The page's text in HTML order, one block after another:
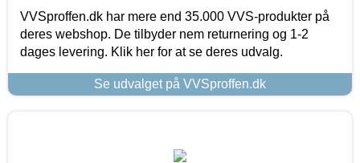
VVSproffen.dk har mere end 35.000 VVS-produkter på
deres webshop. De tilbyder nem returnering og 1-2
dages levering. Klik her for at se deres udvalg.
Se udvalget på VVSproffen.dk